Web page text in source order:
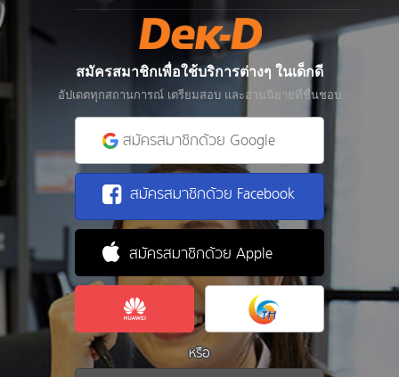
สมัครสมาชิกเพื่อใช้บริการต่างๆ ในเด็กดี
อัปเดตทุกสถานการณ์ เตรียมสอบ และอ่านนิยายที่ชื่นชอบ
สมัครสมาชิกด้วย Google
สมัครสมาชิกด้วย Facebook
สมัครสมาชิกด้วย Apple
หรือ